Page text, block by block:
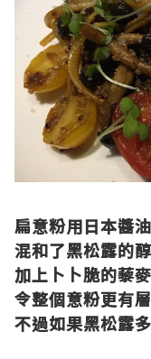
扁意粉用日本醬
混和了黑松露的
加上卜卜脆的藜
令整個意粉更有
不過如果黑松露